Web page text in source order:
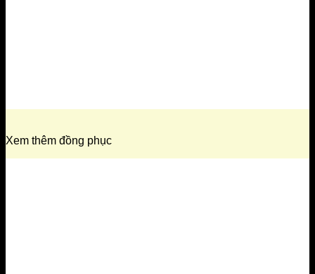
Xem thêm đồng phục